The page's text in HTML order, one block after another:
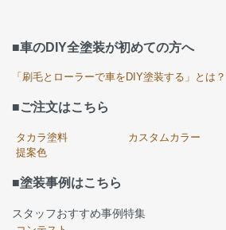
■車のDIY全塗装が初めての方へ
「刷毛とローラーで車をDIY塗装する」とは？
■ご注文はこちら
タカラ塗料
提案色
カスタムカラー
■塗装事例はこちら
スタッフおすすめ事例特集